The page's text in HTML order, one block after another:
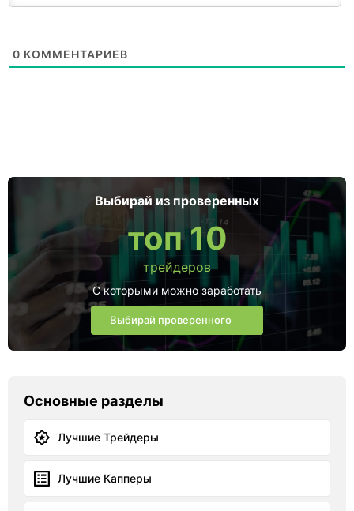
0 КОММЕНТАРИЕВ
Выбирай из проверенных
топ 10
трейдеров
С которыми можно заработать
Выбирай проверенного
Основные разделы
Лучшие Трейдеры
Лучшие Капперы